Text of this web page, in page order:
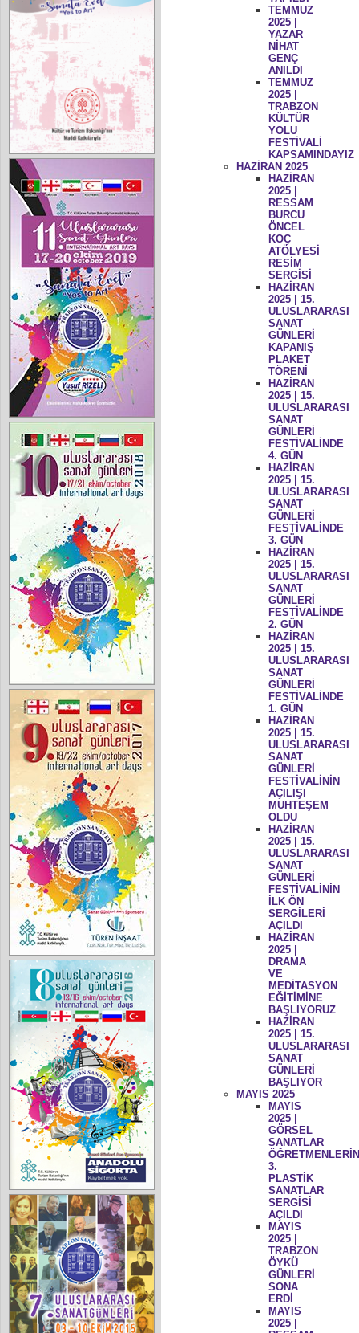
TEMMUZ
2025 |
YAZAR
NİHAT
GENÇ
ANILDI
TEMMUZ
2025 |
TRABZON
KÜLTÜR
YOLU
FESTİVALİ
KAPSAMINDAYIZ
HAZİRAN 2025
HAZİRAN
2025 |
RESSAM
BURCU
ÖNCEL
KOÇ
ATÖLYESİ
RESİM
SERGİSİ
HAZİRAN
2025 | 15.
ULUSLARARASI
SANAT
GÜNLERİ
KAPANIŞ
PLAKET
TÖRENİ
HAZİRAN
2025 | 15.
ULUSLARARASI
SANAT
GÜNLERİ
FESTİVALİNDE
4. GÜN
HAZİRAN
2025 | 15.
ULUSLARARASI
SANAT
GÜNLERİ
FESTİVALİNDE
3. GÜN
HAZİRAN
2025 | 15.
ULUSLARARASI
SANAT
GÜNLERİ
FESTİVALİNDE
2. GÜN
HAZİRAN
2025 | 15.
ULUSLARARASI
SANAT
GÜNLERİ
FESTİVALİNDE
1. GÜN
HAZİRAN
2025 | 15.
ULUSLARARASI
SANAT
GÜNLERİ
FESTİVALİNİN
AÇILIŞI
MUHTEŞEM
OLDU
HAZİRAN
2025 | 15.
ULUSLARARASI
SANAT
GÜNLERİ
FESTİVALİNİN
İLK ÖN
SERGİLERİ
AÇILDI
HAZİRAN
2025 |
DRAMA
VE
MEDİTASYON
EĞİTİMİNE
BAŞLIYORUZ
HAZİRAN
2025 | 15.
ULUSLARARASI
SANAT
GÜNLERİ
BAŞLIYOR
MAYIS 2025
MAYIS
2025 |
GÖRSEL
SANATLAR
3.
PLASTİK
SANATLAR
SERGİSİ
AÇILDI
MAYIS
2025 |
TRABZON
ÖYKÜ
GÜNLERİ
SONA
ERDİ
MAYIS
2025 |